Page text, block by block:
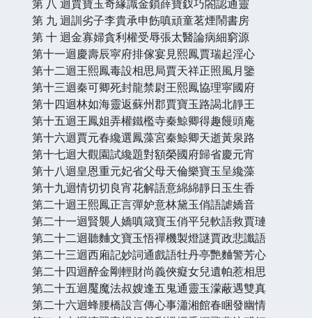
第 八 迴賈寶玉奇緣識金鎖薛寶釵巧閤認通靈
第 九 迴訓劣子李貴承申飭嗔頑童茗煙鬧書房
第 十 迴金寡婦貪利權受辱張太醫論病細窮源
第十一迴慶壽辰寜府排傢宴見熙鳳賈瑞起淫心
第十二迴王熙鳳毒設相思局賈天祥正照風月鑒
第十三迴秦可卿死封龍禁尉王熙鳳協理寜國府
第十四迴林如海靈返蘇州郡賈寶玉路謁北靜王
第十五迴王鳳姐弄權鐵檻寺秦鯨卿得趣饅頭庵
第十六迴賈元春纔選鳳藻宮秦鯨卿天逝黃泉路
第十七迴大觀園試纔題對額榮國府歸省慶元宵
第十八迴皇恩重元妃省父母天倫樂寶玉呈纔藻
第十九迴情切切良宵花解語意綿綿靜日玉生香
第二十迴王熙鳳正言彈妒意林黛玉俏語謔嬌音
第二十一迴賢襲人嬌嗔箴寶玉俏平兒軟語救賈璉
第二十二迴聽麯文寶玉悟禪機製燈謎賈政悲讖語
第二十三迴西廂記妙詞通戲語牡丹亭艷麯警芳心
第二十四迴醉金剛輕財尚義俠癡女兒遺帕惹相思
第二十五迴魘魔法叔嫂逢五鬼通靈玉濛蔽遇雙真
第二十六迴蜂腰橋設言傳心事瀟湘館春睏發幽情